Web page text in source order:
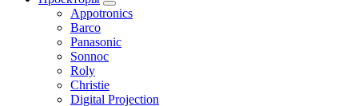
Appotronics
Barco
Panasonic
Sonnoc
Roly
Christie
Digital Projection